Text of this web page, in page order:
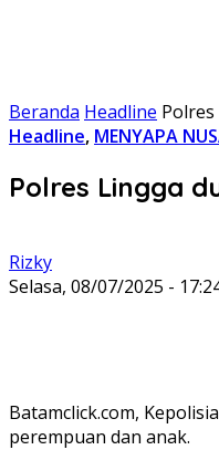
Beranda Headline
Headline, MENYAPA
Polres Lingga
Rizky
Selasa, 08/07/2025 -
Batamclick.com,
perempuan dan anak.